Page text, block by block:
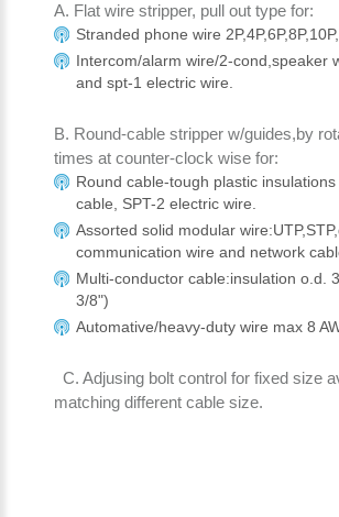
A. Flat wire stripper, pull out type for:
Stranded phone wire
Intercom/alarm wire/2-cond,speaker
and spt-1 electric wire.
B. Round-cable stripper w/guides,by
times at counter-clock wise for:
Round cable-tough plastic insulations
cable, SPT-2 electric wire.
Assorted solid modular
communication wire and network
Multi-conductor cable:insulation o.d.
3/8")
Automative/heavy-duty wire max 8
C. Adjusing bolt control for fixed size
matching different cable size.